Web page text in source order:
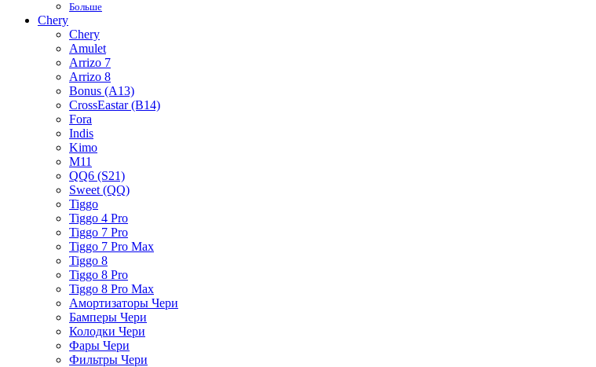
Больше
Chery
Chery
Amulet
Arrizo 7
Arrizo 8
Bonus (A13)
CrossEastar (B14)
Fora
Indis
Kimo
M11
QQ6 (S21)
Sweet (QQ)
Tiggo
Tiggo 4 Pro
Tiggo 7 Pro
Tiggo 7 Pro Max
Tiggo 8
Tiggo 8 Pro
Tiggo 8 Pro Max
Амортизаторы Чери
Бамперы Чери
Колодки Чери
Фары Чери
Фильтры Чери